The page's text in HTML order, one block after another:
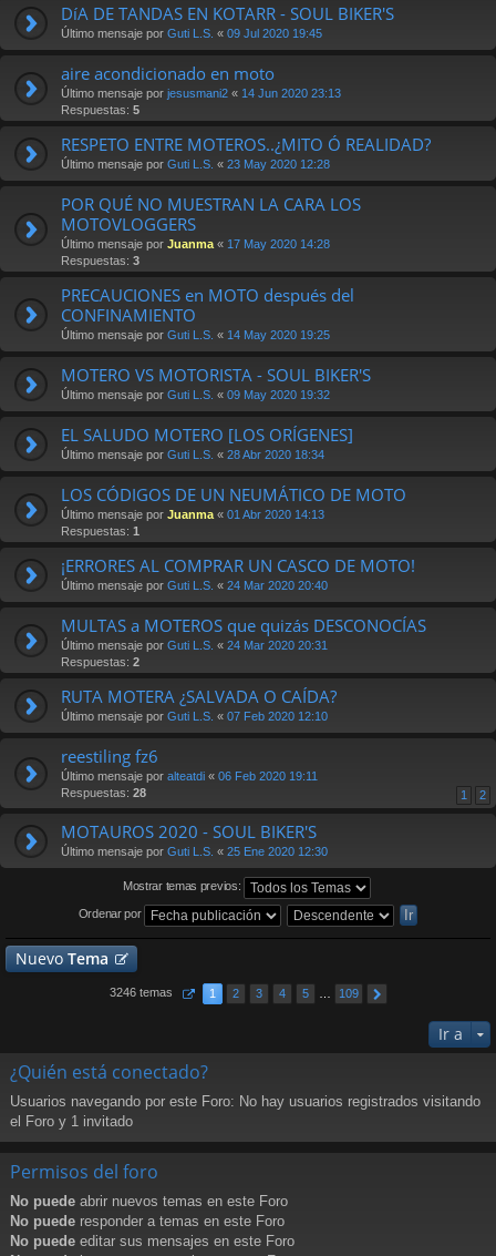
DíA DE TANDAS EN KOTARR - SOUL BIKER'S
Último mensaje por Guti L.S. « 09 Jul 2020 19:45
aire acondicionado en moto
Último mensaje por jesusmani2 « 14 Jun 2020 23:13
Respuestas: 5
RESPETO ENTRE MOTEROS..¿MITO Ó REALIDAD?
Último mensaje por Guti L.S. « 23 May 2020 12:28
POR QUÉ NO MUESTRAN LA CARA LOS
MOTOVLOGGERS
Último mensaje por Juanma « 17 May 2020 14:28
Respuestas: 3
PRECAUCIONES en MOTO después del
CONFINAMIENTO
Último mensaje por Guti L.S. « 14 May 2020 19:25
MOTERO VS MOTORISTA - SOUL BIKER'S
Último mensaje por Guti L.S. « 09 May 2020 19:32
EL SALUDO MOTERO [LOS ORÍGENES]
Último mensaje por Guti L.S. « 28 Abr 2020 18:34
LOS CÓDIGOS DE UN NEUMÁTICO DE MOTO
Último mensaje por Juanma « 01 Abr 2020 14:13
Respuestas: 1
¡ERRORES AL COMPRAR UN CASCO DE MOTO!
Último mensaje por Guti L.S. « 24 Mar 2020 20:40
MULTAS a MOTEROS que quizás DESCONOCÍAS
Último mensaje por Guti L.S. « 24 Mar 2020 20:31
Respuestas: 2
RUTA MOTERA ¿SALVADA O CAÍDA?
Último mensaje por Guti L.S. « 07 Feb 2020 12:10
reestiling fz6
Último mensaje por alteatdi « 06 Feb 2020 19:11
Respuestas: 28 1 2
MOTAUROS 2020 - SOUL BIKER'S
Último mensaje por Guti L.S. « 25 Ene 2020 12:30
Mostrar temas previos:
Ordenar por
Nuevo Tema
3246 temas 1 2 3 4 5 109
Ir a
¿Quién está conectado?
Usuarios navegando por este Foro: No hay usuarios registrados visitando
el Foro y 1 invitado
Permisos del foro
No puede abrir nuevos temas en este Foro
No puede responder a temas en este Foro
No puede editar sus mensajes en este Foro